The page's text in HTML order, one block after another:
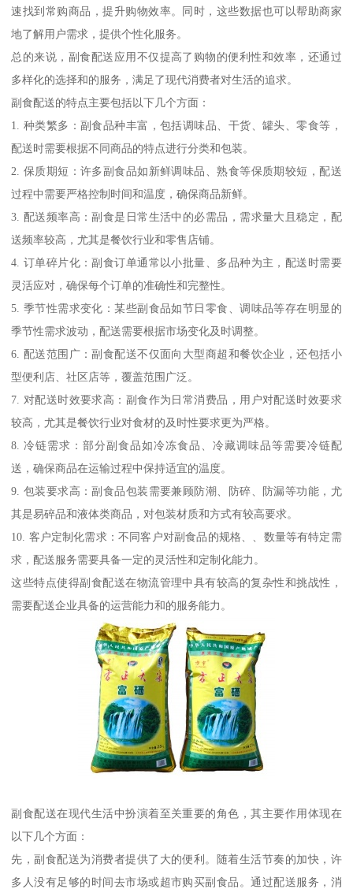
速找到常购商品，提升购物效率。同时，这些数据也可以帮助商家
地了解用户需求，提供个性化服务。
总的来说，副食配送应用不仅提高了购物的便利性和效率，还通过
多样化的选择和的服务，满足了现代消费者对生活的追求。
副食配送的特点主要包括以下几个方面：
1. 种类繁多：副食品种丰富，包括调味品、干货、罐头、零食等，
配送时需要根据不同商品的特点进行分类和包装。
2. 保质期短：许多副食品如新鲜调味品、熟食等保质期较短，配送
过程中需要严格控制时间和温度，确保商品新鲜。
3. 配送频率高：副食是日常生活中的必需品，需求量大且稳定，配
送频率较高，尤其是餐饮行业和零售店铺。
4. 订单碎片化：副食订单通常以小批量、多品种为主，配送时需要
灵活应对，确保每个订单的准确性和完整性。
5. 季节性需求变化：某些副食品如节日零食、调味品等存在明显的
季节性需求波动，配送需要根据市场变化及时调整。
6. 配送范围广：副食配送不仅面向大型商超和餐饮企业，还包括小
型便利店、社区店等，覆盖范围广泛。
7. 对配送时效要求高：副食作为日常消费品，用户对配送时效要求
较高，尤其是餐饮行业对食材的及时性要求更为严格。
8. 冷链需求：部分副食品如冷冻食品、冷藏调味品等需要冷链配
送，确保商品在运输过程中保持适宜的温度。
9. 包装要求高：副食品包装需要兼顾防潮、防碎、防漏等功能，尤
其是易碎品和液体类商品，对包装材质和方式有较高要求。
10. 客户定制化需求：不同客户对副食品的规格、、数量等有特定需
求，配送服务需要具备一定的灵活性和定制化能力。
这些特点使得副食配送在物流管理中具有较高的复杂性和挑战性，
需要配送企业具备的运营能力和的服务能力。
副食配送在现代生活中扮演着至关重要的角色，其主要作用体现在
以下几个方面：
先，副食配送为消费者提供了大的便利。随着生活节奏的加快，许
多人没有足够的时间去市场或超市购买副食品。通过配送服务，消